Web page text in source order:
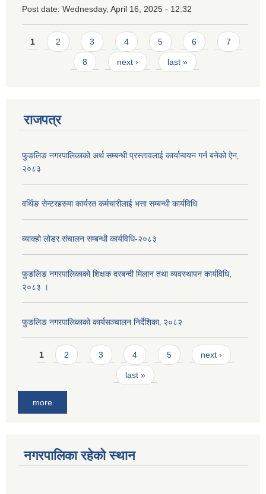
Post date: Wednesday, April 16, 2025 - 12:32
Pages
1 2 3 4 5 6 7
8 next › last »
राजपत्र
फुङलिङ नगरपालिकाको अर्थ सम्बन्धी प्रस्तावलाई कार्यान्वयन गर्न बनेको ऐन‚
२०८३
वर्थिङ सेन्टरहरुमा कार्यरत कर्मचारीलाई भत्ता सम्बन्धी कार्यविधि
ब्याक्हो लोडर संचालन सम्बन्धी कार्यविधि-२०८३
फुङलिङ नगरपालिकाको शिक्षक दरबन्दी मिलान तथा व्यवस्थापन कार्यविधि,
२०८३ ।
फुङलिङ नगरपालिकाको कार्यसञ्चालन निर्देशिका‚ २०८२
Pages
1 2 3 4 5 next ›
last »
more
नगरपालिका रहेको स्थान